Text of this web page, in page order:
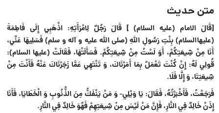
متن حدیث
[قَالَ الامام (علیه السلام) ‏] قَالَ رَجُلٌ لِامْرَأَتِهِ: اذْهَبِي إِلَى فَاطِمَةَ
(علیهاالسلام) بِنْتِ‏ رَسُولِ‏ اللَّهِ‏ (صلی الله علیه و آله و سلم) فَسَلِيهَا عَنِّي،
أَنَا مِنْ شِيعَتِكُمْ، أَوَ لَسْتُ مِنْ شِيعَتِكُمْ. فَسَأَلَتْهَا، فَقَالَتْ (علیها السلام):
قُولِي لَهُ: إِنْ كُنْتَ تَعْمَلُ بِمَا أَمَرْنَاكَ، وَ تَنْتَهِي عَمَّا زَجَرْنَاكَ عَنْهُ فَأَنْتَ مِنْ
شِيعَتِنَا، وَ إِلَّا فَلَا.
فَرَجَعْتُ، فَأَخْبَرْتُهُ، فَقَالَ: يَا وَيْلِي- وَ مَنْ يَنْفَكُّ مِنَ الذُّنُوبِ وَ الْخَطَايَا، فَأَنَا
إِذَنْ خَالِدٌ فِي النَّارِ، فَإِنَّ مَنْ لَيْسَ مِنْ شِيعَتِهِمْ فَهُوَ خَالِدٌ فِي النَّارِ.